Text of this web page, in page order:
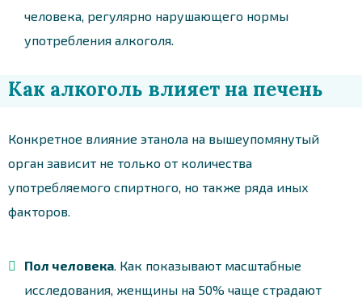
человека, регулярно нарушающего нормы
употребления алкоголя.
Как алкоголь влияет на печень
Конкретное влияние этанола на вышеупомянутый
орган зависит не только от количества
употребляемого спиртного, но также ряда иных
факторов.
Пол человека . Как показывают масштабные
исследования, женщины на 50% чаще страдают